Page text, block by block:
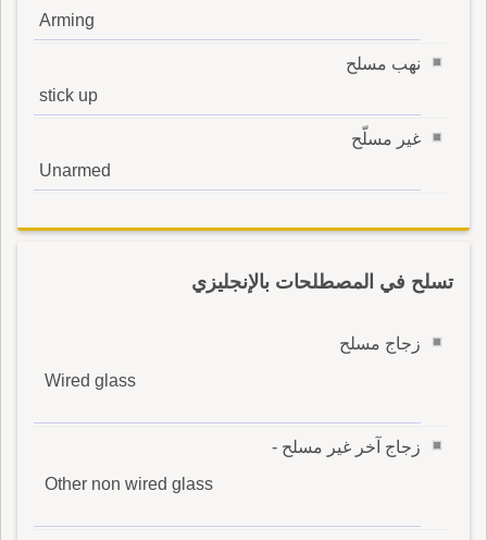
Arming
نهب مسلح
stick up
غير مسلّح
Unarmed
تسلح في المصطلحات بالإنجليزي
زجاج مسلح
Wired glass
زجاج آخر غير مسلح -
Other non wired glass